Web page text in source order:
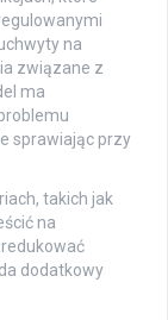
na
związane z
ma
sprawiając przy
takich jak
na
dodatkowy